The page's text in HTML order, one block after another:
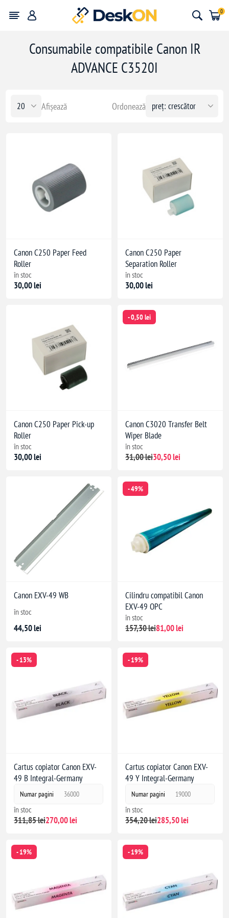
0
Consumabile compatibile Canon IR
ADVANCE C3520I
Ordonează
Afișează
Canon C250 Paper Feed
Roller
în stoc
30,00 lei
Canon C250 Paper
Separation Roller
în stoc
30,00 lei
Canon C250 Paper Pick-up
Roller
în stoc
30,00 lei
- 0,50 lei
Canon C3020 Transfer Belt
Wiper Blade
în stoc
31,00 lei30,50 lei
Canon EXV-49 WB
în stoc
44,50 lei
- 49%
Cilindru compatibil Canon
EXV-49 OPC
în stoc
157,30 lei81,00 lei
- 13%
Cartus copiator Canon EXV-
49 B Integral-Germany
Numar pagini 36000
în stoc
311,85 lei270,00 lei
- 19%
Cartus copiator Canon EXV-
49 Y Integral-Germany
Numar pagini 19000
în stoc
354,20 lei285,50 lei
- 19% - 19%